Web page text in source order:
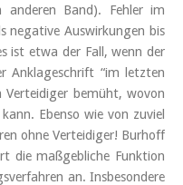
Band). Fehler im
negative Auswirkungen bis
ist etwa der Fall, wenn der
Anklageschrift “im letzten
Verteidiger bemüht, wovon
Ebenso wie von zuviel
ohne Verteidiger! Burhoff
die maßgebliche Funktion
an. Insbesondere